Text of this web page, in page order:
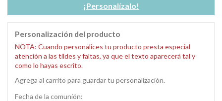
¡Personalízalo!
Personalización del producto
NOTA: Cuando personalices tu producto presta especial
atención a las tildes y faltas, ya que el texto aparecerá tal y
como lo hayas escrito.
Agrega al carrito para guardar tu personalización.
Fecha de la comunión: